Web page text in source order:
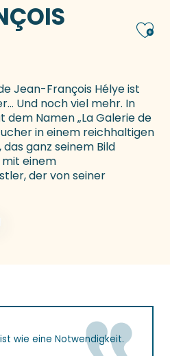
Jean-François Hélye ist
Und noch viel mehr. In
Namen „La Galerie de
in einem reichhaltigen
ganz seinem Bild
einem
der von seiner
wie eine Notwendigkeit.